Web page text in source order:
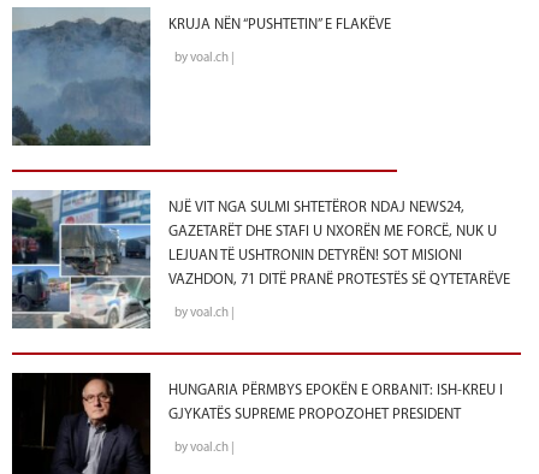
KRUJA NËN “PUSHTETIN” E FLAKËVE
by voal.ch |
NJË VIT NGA SULMI SHTETËROR NDAJ NEWS24,
GAZETARËT DHE STAFI U NXORËN ME FORCË, NUK U
LEJUAN TË USHTRONIN DETYRËN! SOT MISIONI
VAZHDON, 71 DITË PRANË PROTESTËS SË QYTETARËVE
by voal.ch |
HUNGARIA PËRMBYS EPOKËN E ORBANIT: ISH-KREU I
GJYKATËS SUPREME PROPOZOHET PRESIDENT
by voal.ch |